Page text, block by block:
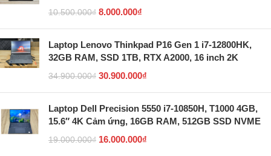
10.500.000₫ 8.000.000₫
Laptop Lenovo Thinkpad P16 Gen 1 i7-12800HK,
32GB RAM, SSD 1TB, RTX A2000, 16 inch 2K
34.900.000₫ 30.900.000₫
Laptop Dell Precision 5550 i7-10850H, T1000 4GB,
15.6″ 4K Cảm ứng, 16GB RAM, 512GB SSD NVME
19.000.000₫ 16.000.000₫